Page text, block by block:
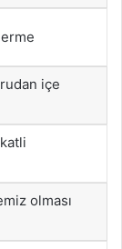
içe
olması